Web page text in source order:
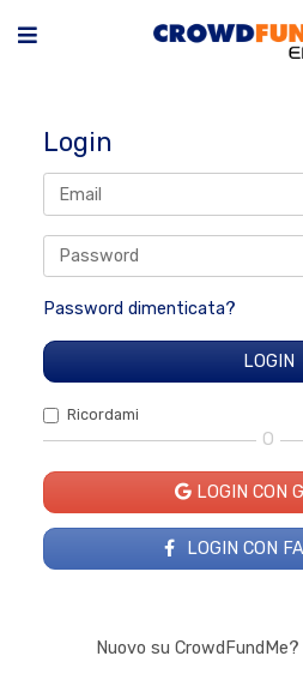
Login
Password dimenticata?
Ricordami
O
LOGIN CON
LOGIN CON
Nuovo su CrowdFundMe?